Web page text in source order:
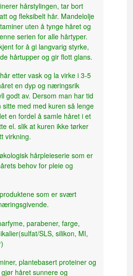
hårstylingen, tar bort
og fleksibelt hår. Mandelolje
uten å tynge håret og
serien for alle hårtyper.
for å gi langvarig styrke,
hårtupper og gir flott glans.
etter vask og la virke i 3-5
en dyp og næringsrik
godt av. Dersom man har tid
sitte med med kuren så lenge
en fordel å samle håret i et
el. slik at kuren ikke tørker
virkning.
hårpleieserie som er
behov for pleie og
som er svært
parabener, farge,
SLS, silikon, MI,
plantebasert proteiner og
håret sunnere og